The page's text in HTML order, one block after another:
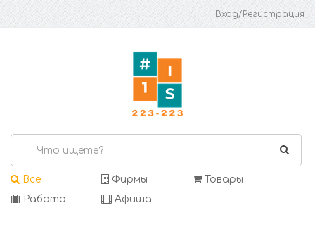
Вход/Регистрация
Все Фирмы
Товары
Работа
Афиша